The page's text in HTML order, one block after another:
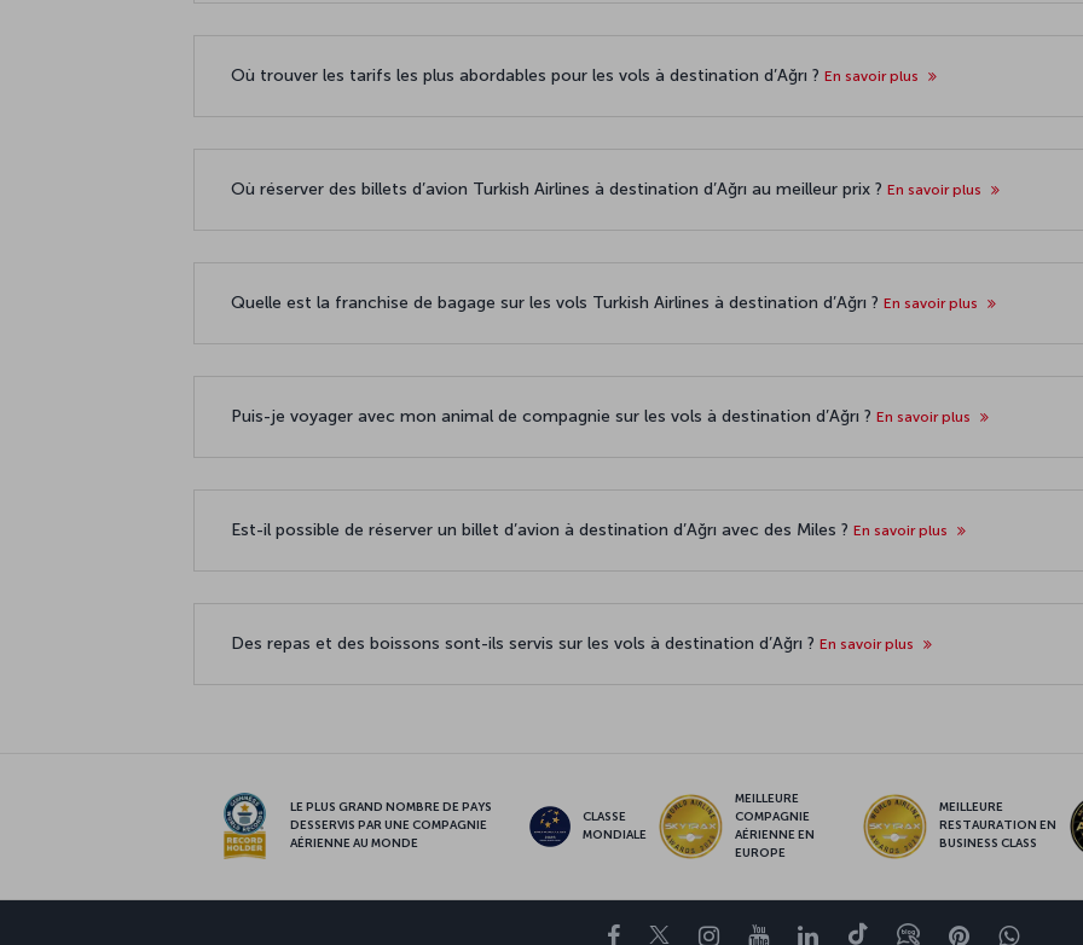
Où trouver les tarifs les plus abordables pour les vols à destination d’Ağrı ? En savoir plus
Où réserver des billets d’avion Turkish Airlines à destination d’Ağrı au meilleur prix ? En savoir plus
Quelle est la franchise de bagage sur les vols Turkish Airlines à destination d’Ağrı ? En savoir plus
Puis-je voyager avec mon animal de compagnie sur les vols à destination d’Ağrı ? En savoir plus
Est-il possible de réserver un billet d’avion à destination d’Ağrı avec des Miles ? En savoir plus
Des repas et des boissons sont-ils servis sur les vols à destination d’Ağrı ? En savoir plus
LE PLUS GRAND NOMBRE DE PAYS
DESSERVIS PAR UNE COMPAGNIE
AÉRIENNE AU MONDE
CLASSE
MONDIALE
MEILLEURE
COMPAGNIE
AÉRIENNE EN
EUROPE
MEILLEURE
RESTAURATION EN
BUSINESS CLASS
Facebook
TwitterInstagram
YouTubeLinkedIn
TiktokBlogPinterest